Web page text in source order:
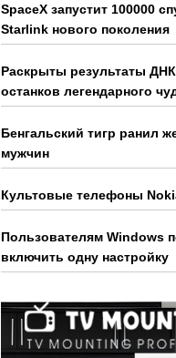
SpaceX запустит 100000
Starlink нового поколения
Раскрыты результаты
останков легендарного
Бенгальский тигр ранил
мужчин
Культовые телефоны
Пользователям Windows
включить одну настройку